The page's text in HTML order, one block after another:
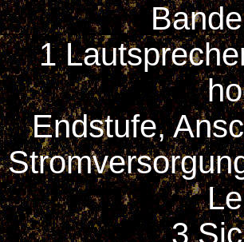
1
Endstufe,
3